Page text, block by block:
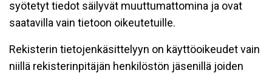
syötetyt tiedot säilyvät muuttumattomina ja ovat
saatavilla vain tietoon oikeutetuille.
Rekisterin tietojenkäsittelyyn on käyttöoikeudet vain
niillä rekisterinpitäjän henkilöstön jäsenillä joiden